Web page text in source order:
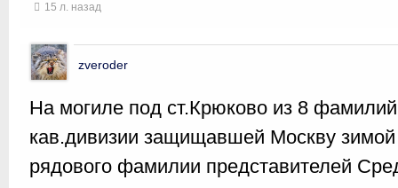
15 л. назад
zveroder
На могиле под ст.Крюково из 8
кав.дивизии защищавшей Москву
рядового фамилии представителей